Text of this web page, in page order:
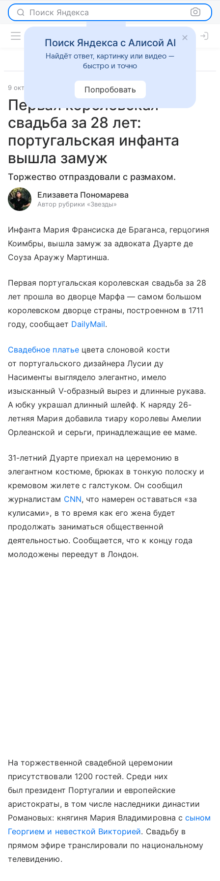
Поиск Яндекса
9 октября 2023 Светская жизнь
Первая королевская
свадьба за 28 лет:
португальская инфанта
вышла замуж
Торжество отпраздовали с размахом.
Елизавета Пономарева
Автор рубрики «Звезды»
Инфанта Мария Франсиска де Браганса, герцогиня
Коимбры, вышла замуж за адвоката Дуарте де
Соуза Араужу Мартинша.
Первая португальская королевская свадьба за 28
лет прошла во дворце Марфа — самом большом
королевском дворце страны, построенном в 1711
году, сообщает DailyMail.
Свадебное платьецвета слоновой кости
от португальского дизайнера Лусии ду
Насименты выглядело элегантно, имело
изысканный V-образный вырез и длинные рукава.
А юбку украшал длинный шлейф. К наряду 26-
летняя Мария добавила тиару королевы Амелии
Орлеанской и серьги, принадлежащие ее маме.
31-летний Дуарте приехал на церемонию в
элегантном костюме, брюках в тонкую полоску и
кремовом жилете с галстуком. Он сообщил
журналистам CNN, что намерен оставаться «за
кулисами», в то время как его жена будет
продолжать заниматься общественной
деятельностью. Сообщается, что к концу года
молодожены переедут в Лондон.
На торжественной свадебной церемонии
присутствовали 1200 гостей. Среди них
был президент Португалии и европейские
аристократы, в том числе наследники династии
Романовых: княгиня Мария Владимировна с сыном
Георгием и невесткой Викторией. Свадьбу в
прямом эфире транслировали по национальному
телевидению.
Поиск Яндекса с Алисой AI
Найдёт ответ, картинку или видео —
быстро и точно
Попробовать